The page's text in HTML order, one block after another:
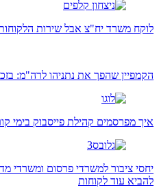
לוקח משרד יח"צ אבל שירות
הקמפיין שהפך את נתניהו לרה"מ:
איך מפרסמים קהילת פייסבוק בימי
יחסי ציבור למשרדי פרסום ומשרדי
להביא עוד לקוחות